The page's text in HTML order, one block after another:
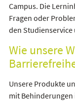
Campus. Die
Fragen oder
den
Wie unsere
Unsere Produkte
mit